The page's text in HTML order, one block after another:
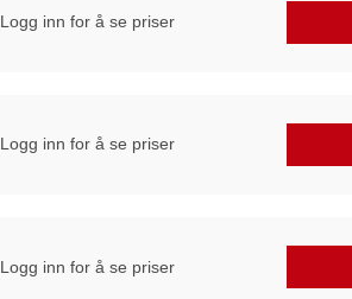
Logg inn for å se priser
Logg inn for å se priser
Logg inn for å se priser